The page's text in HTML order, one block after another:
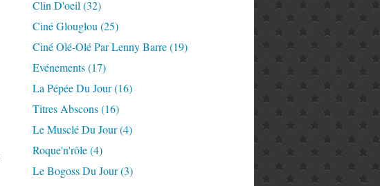
Clin D'oeil (32)
Ciné Glouglou (25)
Ciné Olé-Olé Par Lenny Barre(19)
Evénements(17)
La Pépée Du Jour(16)
Titres Abscons(16)
Le Musclé Du Jour(4)
Roque'n'rôle(4)
Le Bogoss Du Jour(3)